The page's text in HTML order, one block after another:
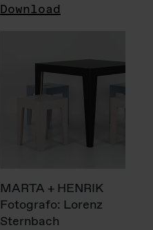
Download
MARTA + HENRIK
Fotografo: Lorenz
Sternbach